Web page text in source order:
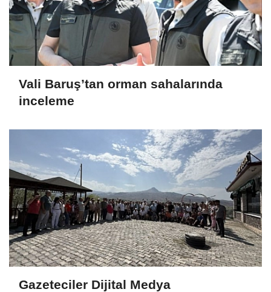
Vali Baruş’tan orman sahalarında
inceleme
Gazeteciler Dijital Medya